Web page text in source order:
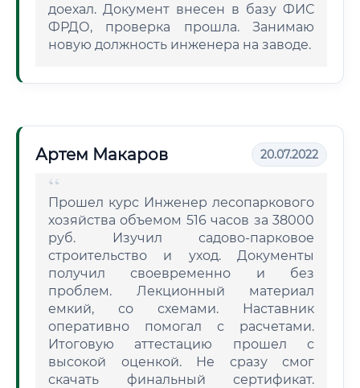
доехал. Документ внесен в базу ФИС
ФРДО, проверка прошла. Занимаю
новую должность инженера на заводе.
Артем Макаров 20.07.2022
Прошел курс Инженер лесопаркового
хозяйства объемом 516 часов за 38000
руб. Изучил садово-парковое
строительство и уход. Документы
получил своевременно и без
проблем. Лекционный материал
емкий, со схемами. Наставник
оперативно помогал с расчетами.
Итоговую аттестацию прошел с
высокой оценкой. Не сразу смог
скачать финальный сертификат.